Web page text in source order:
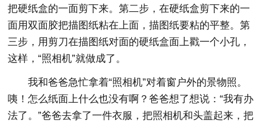
把硬纸盒的一面剪下来。第二步，在硬纸盒剪下来的一
面用双面胶把描图纸粘在上面，描图纸要粘的平整。第
三步，用剪刀在描图纸对面的硬纸盒面上戳一个小孔，
这样，“照相机”就做成了。
我和爸爸急忙拿着“照相机”对着窗户外的景物照。
咦！怎么纸面上什么也没有啊？爸爸想了想说：“我有办
法了。”爸爸去拿了一件衣服，把照相机和头盖起来，把